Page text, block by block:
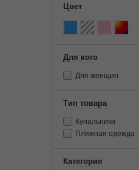
Цвет
Для кого
Для женщин
Тип товара
Купальники
Пляжная одежда
Категория